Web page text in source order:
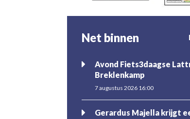
Net binnen
Avond Fiets3daagse
Breklenkamp
7 augustus 2026 16:00
Gerardus Majella krijgt